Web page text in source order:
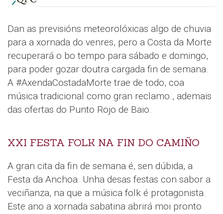
Dan as previsións meteorolóxicas algo de chuvia
para a xornada do venres, pero a Costa da Morte
recuperará o bo tempo para sábado e domingo,
para poder gozar doutra cargada fin de semana.
A #AxendaCostadaMorte trae de todo, coa
música tradicional como gran reclamo., ademais
das ofertas do Punto Rojo de Baio.
XXI FESTA FOLK NA FIN DO CAMIÑO
A gran cita da fin de semana é, sen dúbida, a
Festa da Anchoa. Unha desas festas con sabor a
veciñanza, na que a música folk é protagonista.
Este ano a xornada sabatina abrirá moi pronto